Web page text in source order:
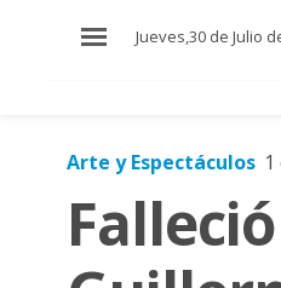
Jueves,30 de Julio
Mundo
Arte y Espectáculos